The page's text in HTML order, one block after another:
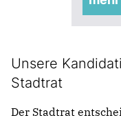
Unsere
Stadtrat
Der Stadtrat